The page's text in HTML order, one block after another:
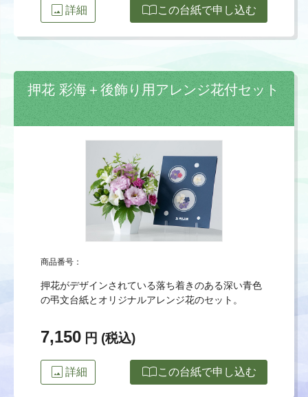
image 詳細 import_contactsこの台紙で申し込む
押花 彩海＋後飾り用アレンジ花付セット
商品番号：
押花がデザインされている落ち着きのある深い青色
の弔文台紙とオリジナルアレンジ花のセット。
7,150 円 (税込)
image 詳細 import_contactsこの台紙で申し込む